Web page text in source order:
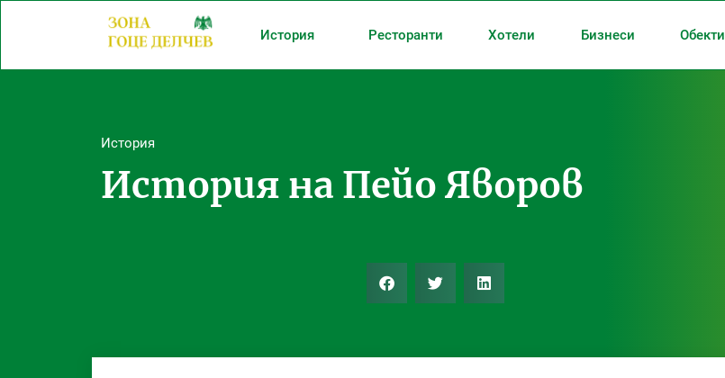
История Ресторанти Хотели Бизнеси Обекти
История
История на Пейо Яворов